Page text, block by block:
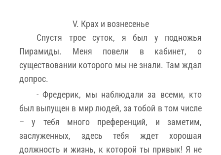
V. Крах и вознесенье
Спустя трое суток, я был у подножья
Пирамиды. Меня повели в кабинет, о
существовании которого мы не знали. Там ждал
допрос.
- Фредерик, мы наблюдали за всеми, кто
был выпущен в мир людей, за тобой в том числе
– у тебя много преференций, и заметим,
заслуженных, здесь тебя ждет хорошая
должность и жизнь, к которой ты привык! Я не